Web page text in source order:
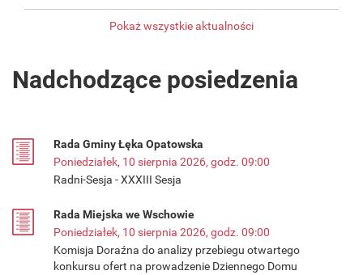
Pokaż wszystkie aktualności
Nadchodzące posiedzenia
Rada Gminy Łęka Opatowska
Poniedziałek, 10 sierpnia 2026, godz. 09:00
Radni-Sesja - XXXIII Sesja
Rada Miejska we Wschowie
Poniedziałek, 10 sierpnia 2026, godz. 09:00
Komisja Doraźna do analizy przebiegu otwartego
konkursu ofert na prowadzenie Dziennego Domu